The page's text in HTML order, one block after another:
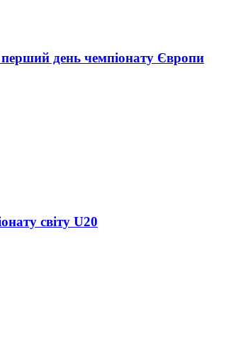
перший день чемпіонату Європи
світу U20